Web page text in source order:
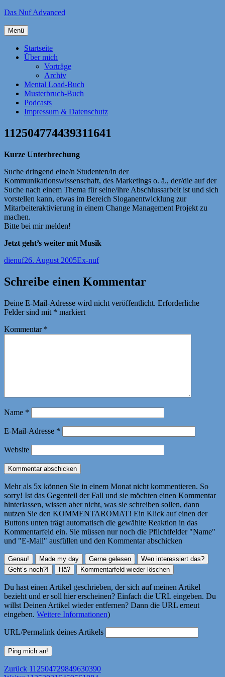
Zum
springen
Das Nuf Advanced
Menü
Startseite
Über mich
Vorträge
Archiv
Mental Load-Buch
Musterbruch-Buch
Podcasts
Impressum & Datenschutz
112504774439311641
Kurze Unterbrechung
Suche dringend eine/n Studenten/in der
Kommunikationswissenschaft, des Marketings o. ä., der/die auf der
Suche nach einem Thema für seine/ihre Abschlussarbeit ist und sich
vorstellen kann, etwas im Bereich Sloganentwicklung zur
Mitarbeiteraktivierung in einem Change Management Projekt zu
machen.
Bitte bei mir melden!
Jetzt geht’s weiter mit Musik
Autor
dienufVeröffentlicht
26. August 2005Kategorien
Ex-nuf
Schreibe einen Kommentar
Deine E-Mail-Adresse wird nicht veröffentlicht. Erforderliche
Felder sind mit * markiert
Kommentar *
Name *
E-Mail-Adresse *
Website
Mehr als 5x können Sie in einem Monat nicht kommentieren. So
sorry! Ist das Gegenteil der Fall und sie möchten einen Kommentar
hinterlassen, wissen aber nicht, was sie schreiben sollen, dann
nutzen Sie den KOMMENTAROMAT! Ein Klick auf einen der
Buttons unten trägt automatisch die gewählte Reaktion in das
Kommentarfeld ein. Sie müssen nur noch die Pflichtfelder "Name"
und "E-Mail" ausfüllen und den Kommentar abschicken
Du hast einen Artikel geschrieben, der sich auf meinen Artikel
bezieht und er soll hier erscheinen? Einfach die URL eingeben. Du
willst Deinen Artikel wieder entfernen? Dann die URL erneut
eingeben. Weitere Informationen)
URL/Permalink deines Artikels
Beitragsnavigation
Zurück Vorheriger
112504729849630390